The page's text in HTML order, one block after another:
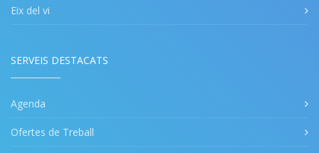
Eix del vi
SERVEIS DESTACATS
Agenda
Ofertes de Treball